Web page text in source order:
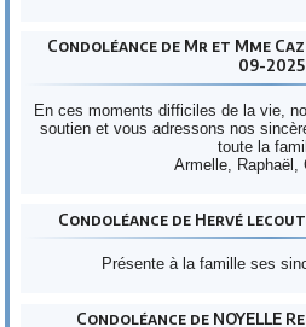
Condoléance de Mr et Mme
09-2025
En ces moments difficiles de la vie,
soutien et vous adressons nos
toute la
Armelle, Raphaël,
Condoléance de Hervé
Présente à la famille ses
Condoléance de NOYELLE